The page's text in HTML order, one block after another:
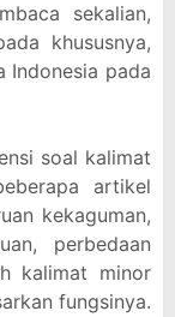
sekalian,
khususnya,
Indonesia pada
soal kalimat
artikel
kekaguman,
perbedaan
kalimat minor
fungsinya.